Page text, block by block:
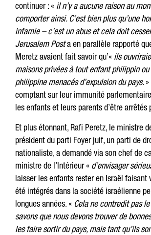
continuer : « il n’y a aucune raison au
comporter ainsi. C’est bien plus qu’une
infamie – c’est un abus et cela doit
Jerusalem Posta en parallèle rapporté
Meretz avaient fait savoir qu’« ils
maisons privées à tout enfant philippin
philippine menacés d’expulsion du pays.
comptant sur leur immunité
les enfants et leurs parents d’être arrêtés
Et plus étonnant, Rafi Peretz, le ministre
président du parti Foyer juif, un parti de
nationaliste, a demandé via son chef de
ministre de l’Intérieur « d’envisager
laisser les enfants rester en Israël faisant
été intégrés dans la société israélienne
longues années. « Cela ne contredit pas
savons que nous devons trouver de
les faire sortir du pays, mais tant qu’ils